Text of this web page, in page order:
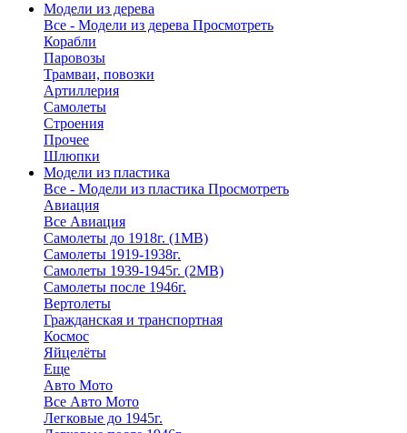
Модели из дерева
Все - Модели из дерева Просмотреть
Корабли
Паровозы
Трамваи, повозки
Артиллерия
Самолеты
Строения
Прочее
Шлюпки
Модели из пластика
Все - Модели из пластика Просмотреть
Авиация
Все Авиация
Самолеты до 1918г. (1МВ)
Самолеты 1919-1938г.
Самолеты 1939-1945г. (2МВ)
Самолеты после 1946г.
Вертолеты
Гражданская и транспортная
Космос
Яйцелёты
Еще
Авто Мото
Все Авто Мото
Легковые до 1945г.